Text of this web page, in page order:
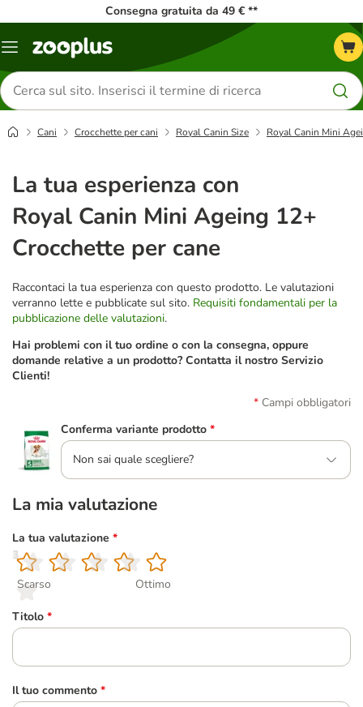
Consegna gratuita da 49 € **
Overview
Cerca
prodotti
Cani Crocchette per cani Royal Canin Size Royal Canin Mini
La tua esperienza con
Royal Canin Mini Ageing 12+
Crocchette per cane
Raccontaci la tua esperienza con questo prodotto. Le valutazioni
verranno lette e pubblicate sul sito. Requisiti fondamentali per la
pubblicazione delle valutazioni.
Hai problemi con il tuo ordine o con la consegna, oppure
domande relative a un prodotto? Contatta il nostro Servizio
Clienti!
Campi obbligatori
Conferma variante prodotto *
Non sai quale scegliere?
La mia valutazione
La tua valutazione *
1
Scarso
2
3
4
5
Ottimo
Titolo *
Il tuo commento *